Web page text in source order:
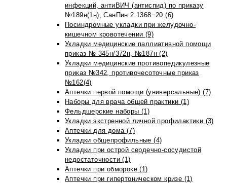
инфекций, антиВИЧ (антиспид) по приказу
№189н(1н), СанПин 2.1368−20 (6)
Посиндромные укладки при желудочно-
кишечном кровотечении (9)
Укладки медицинские паллиативной помощи
приказ № 345н/372н, №187н (2)
Укладки медицинские противопедикулезные
приказ №342, противочесоточные приказ
№162(4)
Аптечки первой помощи (универсальные) (7)
Наборы для врача общей практики (1)
Фельдшерские наборы (1)
Укладки экстренной личной профилактики (3)
Аптечки для дома (7)
Укладки общепрофильные (4)
Укладки при острой сердечно-сосудистой
недостаточности (1)
Аптечки при обмороке (1)
Аптечки при гипертоническом кризе (1)